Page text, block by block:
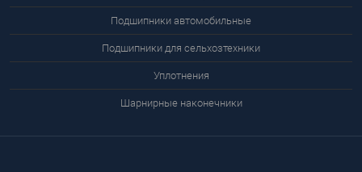
Подшипники автомобильные
Подшипники для сельхозтехники
Уплотнения
Шарнирные наконечники